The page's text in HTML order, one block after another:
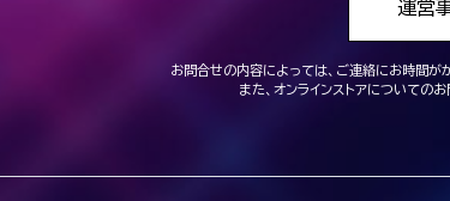
運営
お問合せの内容によっては、ご連絡にお時間が
また、オンラインストアについての